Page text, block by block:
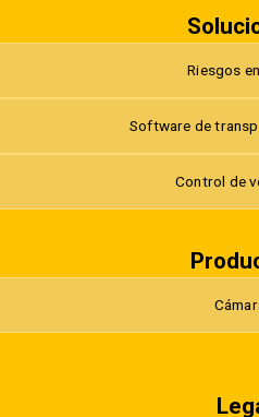
Riesgos
Software de
Control de